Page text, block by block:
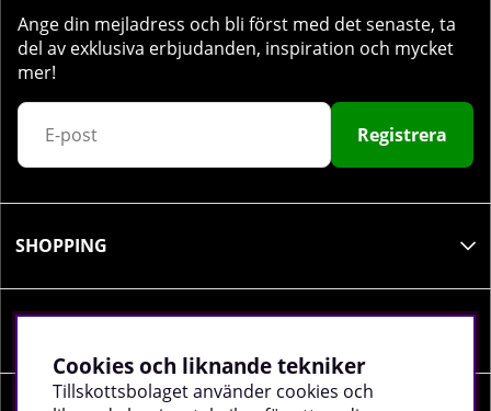
Ange din mejladress och bli först med det senaste, ta
del av exklusiva erbjudanden, inspiration och mycket
mer!
Registrera
SHOPPING
Cookies och liknande tekniker
Tillskottsbolaget använder cookies och